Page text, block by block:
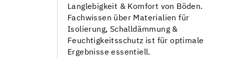
Langlebigkeit & Komfort von Böden.
Fachwissen über Materialien für
Isolierung, Schalldämmung &
Feuchtigkeitsschutz ist für optimale
Ergebnisse essentiell.